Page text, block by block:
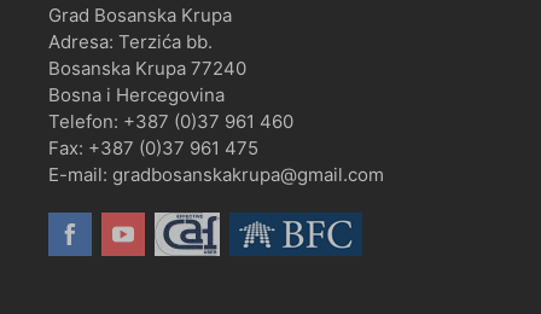
Grad Bosanska Krupa
Adresa: Terzića bb.
Bosanska Krupa 77240
Bosna i Hercegovina
Telefon: +387 (0)37 961 460
Fax: +387 (0)37 961 475
E-mail: gradbosanskakrupa@gmail.com